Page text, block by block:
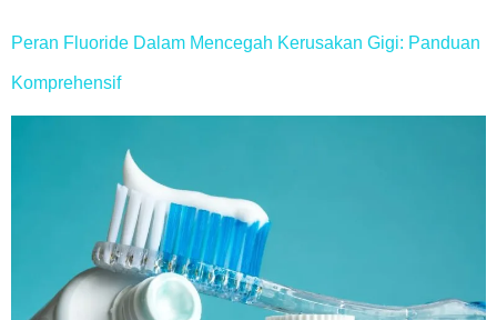
Peran Fluoride Dalam Mencegah Kerusakan Gigi: Panduan
Komprehensif